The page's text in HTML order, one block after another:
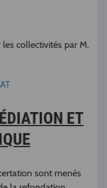
collectivités par M.
ET
sont menés